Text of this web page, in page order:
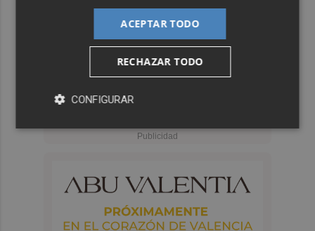
ACEPTAR TODO
RECHAZAR TODO
CONFIGURAR